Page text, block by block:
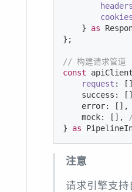
headers
cookies
    }
as
};
// 构建请求管道
const
request :
success:
    error: [],
    mock: [],
} as
注意
请求引擎支